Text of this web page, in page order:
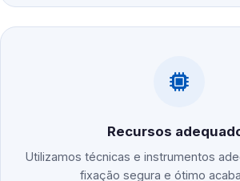
Recursos
Utilizamos técnicas e instrumentos
fixação segura e ótimo